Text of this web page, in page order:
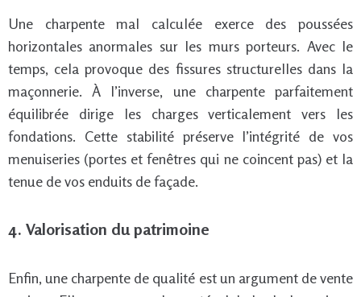
Une charpente mal calculée exerce des poussées
horizontales anormales sur les murs porteurs. Avec le
temps, cela provoque des fissures structurelles dans la
maçonnerie. À l’inverse, une charpente parfaitement
équilibrée dirige les charges verticalement vers les
fondations. Cette stabilité préserve l’intégrité de vos
menuiseries (portes et fenêtres qui ne coincent pas) et la
tenue de vos enduits de façade.
4. Valorisation du patrimoine
Enfin, une charpente de qualité est un argument de vente